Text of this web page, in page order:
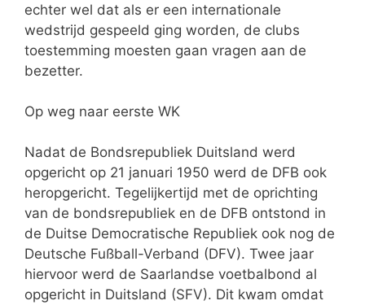
echter wel dat als er een internationale
wedstrijd gespeeld ging worden, de clubs
toestemming moesten gaan vragen aan de
bezetter.
Op weg naar eerste WK
Nadat de Bondsrepubliek Duitsland werd
opgericht op 21 januari 1950 werd de DFB ook
heropgericht. Tegelijkertijd met de oprichting
van de bondsrepubliek en de DFB ontstond in
de Duitse Democratische Republiek ook nog de
Deutsche Fußball-Verband (DFV). Twee jaar
hiervoor werd de Saarlandse voetbalbond al
opgericht in Duitsland (SFV). Dit kwam omdat